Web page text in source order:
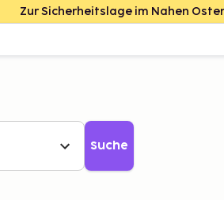
Zur Sicherheitslage im Nahen
Suche